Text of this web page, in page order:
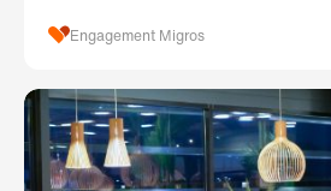
Engagement Migros